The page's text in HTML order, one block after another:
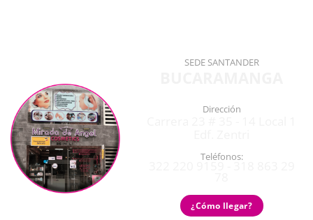
SEDE SANTANDER
Dirección
Teléfonos:
¿Cómo llegar?